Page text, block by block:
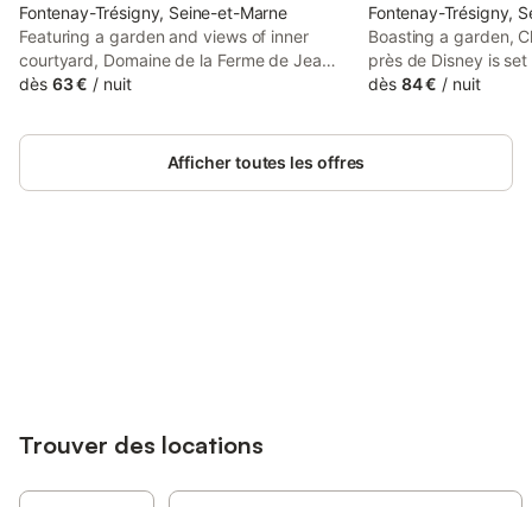
Fontenay-Trésigny, Seine-et-Marne
Featuring a garden and views of inner
courtyard, Domaine de la Ferme de Jean
Grogne is a guest house situated in a
km from Val d'Europe RER Station.
dès 63 € / nuit
Fontenay-Trésigny,
Boasting a garden,
près de Disney is
Trésigny in the Ile
km from Disneyland
dès 84 € / nuit
Afficher toutes les offres
Trouver des locations